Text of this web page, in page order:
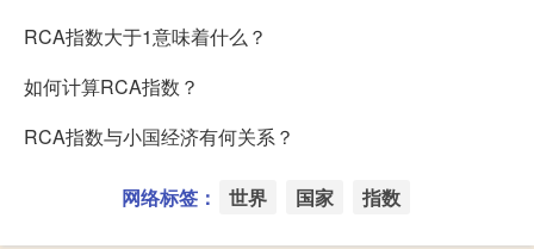
RCA指数大于1意味着什么？
如何计算RCA指数？
RCA指数与小国经济有何关系？
网络标签： 世界 国家 指数